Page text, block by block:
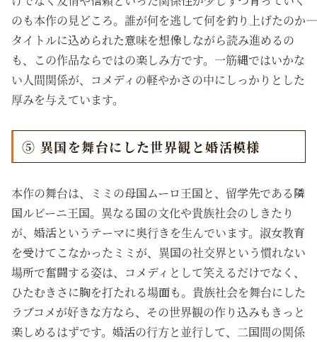
のも本作の見どころ。誰が何を逃して何を釣り上げたのか――
タイトルに込められた意味を想像しながら読み進めるの
も、この作品ならではの楽しみ方です。一筋縄ではいかな
い人間関係が、コメディの軽やかさの中にしっかりとした
厚みを与えています。
⑤ 異国を舞台にした世界観と婚活模様
本作の舞台は、ミミの母国ムーロ王国と、留学先である隣
国ルビーニ王国。異なる国の文化や貴族社会のしきたり
が、婚活というテーマに奥行きを生んでいます。淑女教育
を受けてこなかったミミが、異国の社交界という慣れない
場所で奮闘する姿は、コメディとして笑えるだけでなく、
ひたむきさに胸を打たれる場面も。貴族社会を舞台にした
ラブコメが好きな方なら、その世界観の作り込みもきっと
楽しめるはずです。婚活の行方と並行して、二国間の関係